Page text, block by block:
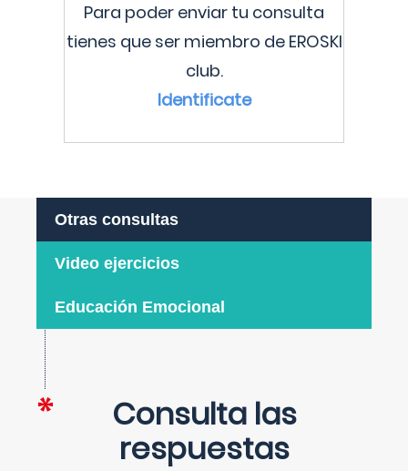
Para poder enviar tu consulta
tienes que ser miembro de EROSKI
club.
Identificate
Otras consultas
Video ejercicios
Educación Emocional
Consulta las
respuestas